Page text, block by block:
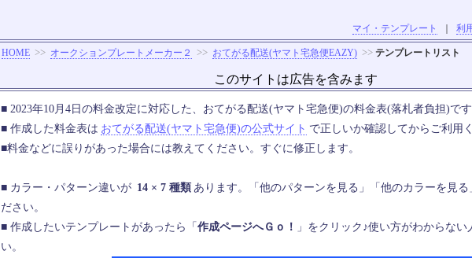
マイ・テンプレート 利
HOME >> オークションプレートメーカー２ >> おてがる配送(ヤマト宅急便EAZY) >> テンプレートリスト
このサイトは広告を含みます
■ 2023年10月4日の料金改定に対応した、おてがる配送(ヤマト宅急便)の料金表(落札者負担)で
■ 作成した料金表は おてがる配送(ヤマト宅急便)の公式サイト で正しいか確認してからご利用
■料金などに誤りがあった場合には教えてください。すぐに修正します。
■ カラー・パターン違いが 14 × 7 種類 あります。「他のパターンを見る」「他のカラーを見
ださい。
■ 作成したいテンプレートがあったら「 作成ページへＧｏ！
」をクリック♪使い方がわからな
い。